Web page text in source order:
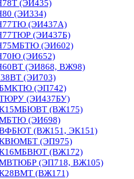
(ЭИ435)
(ЭИ334)
(ЭИ437А)
(ЭИ437Б)
(ЭИ602)
(ЭИ652)
(ЭИ868, ВЖ98)
(ЭИ703)
(ЭП742)
(ЭИ437БУ)
(ВЖ175)
(ЭИ698)
(ВЖ151, ЭК151)
(ЭП975)
(ВЖ172)
(ЭП718, ВЖ105)
(ВЖ171)